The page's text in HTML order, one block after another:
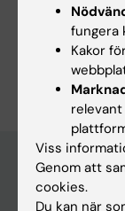
Är du Georgios
Redigera din
Huvudmeny
fungera
Kakor
Viss
Genom att
cookies.
Du kan när